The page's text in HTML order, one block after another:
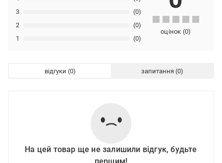
1 (0)
2 (0)
3 (0)
оцінок (0)
відгуки запитання
На цей товар ще не залишили відгук, будьте